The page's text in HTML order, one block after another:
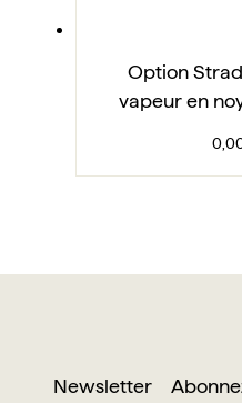
Option
vapeur en
Newsletter